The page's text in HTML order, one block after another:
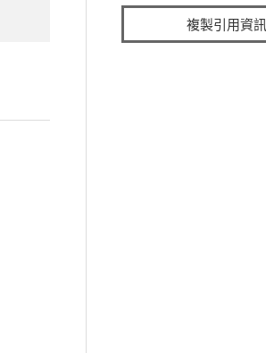
複製引用資訊